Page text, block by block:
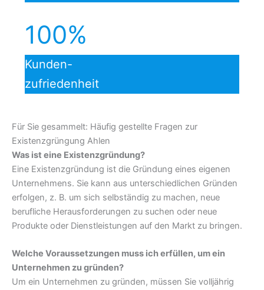
100%
Kunden-
zufriedenheit
Für Sie gesammelt: Häufig gestellte Fragen zur
Existenzgrüngung Ahlen
Was ist eine Existenzgründung?
Eine Existenzgründung ist die Gründung eines eigenen
Unternehmens. Sie kann aus unterschiedlichen Gründen
erfolgen, z. B. um sich selbständig zu machen, neue
berufliche Herausforderungen zu suchen oder neue
Produkte oder Dienstleistungen auf den Markt zu bringen.
Welche Voraussetzungen muss ich erfüllen, um ein
Unternehmen zu gründen?
Um ein Unternehmen zu gründen, müssen Sie volljährig